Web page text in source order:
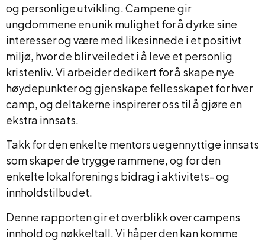
og personlige utvikling. Campene gir
ungdommene en unik mulighet for å dyrke sine
interesser og være med likesinnede i et positivt
miljø, hvor de blir veiledet i å leve et personlig
kristenliv. Vi arbeider dedikert for å skape nye
høydepunkter og gjenskape fellesskapet for hver
camp, og deltakerne inspirerer oss til å gjøre en
ekstra innsats.
Takk for den enkelte mentors uegennyttige innsats
som skaper de trygge rammene, og for den
enkelte lokalforenings bidrag i aktivitets- og
innholdstilbudet.
Denne rapporten gir et overblikk over campens
innhold og nøkkeltall. Vi håper den kan komme